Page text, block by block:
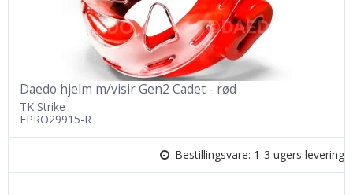
Daedo hjelm m/visir Gen2 Cadet - rød
TK Strike
EPRO29915-R
Bestillingsvare: 1-3 ugers levering